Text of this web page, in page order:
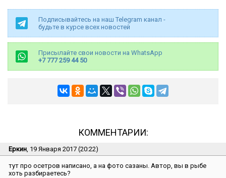
Подписывайтесь на наш Telegram канал -
будьте в курсе всех новостей
Присылайте свои новости на WhatsApp
+7 777 259 44 50
КОММЕНТАРИИ:
Еркин, 19 Января 2017 (20:22)
тут про осетров написано, а на фото сазаны. Автор, вы в рыбе
хоть разбираетесь?